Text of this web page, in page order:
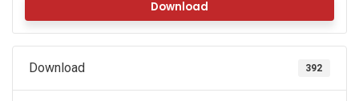
Download
Download 392